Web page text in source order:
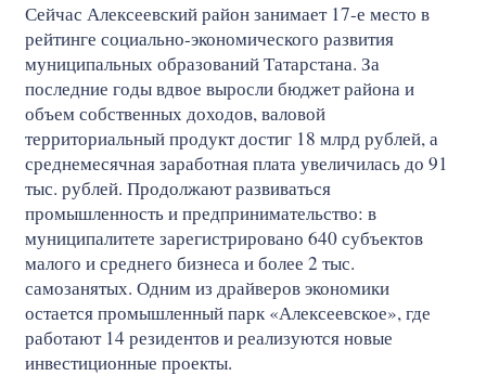
Сейчас Алексеевский район занимает 17-е место в
рейтинге социально-экономического развития
муниципальных образований Татарстана. За
последние годы вдвое выросли бюджет района и
объем собственных доходов, валовой
территориальный продукт достиг 18 млрд рублей, а
среднемесячная заработная плата увеличилась до 91
тыс. рублей. Продолжают развиваться
промышленность и предпринимательство: в
муниципалитете зарегистрировано 640 субъектов
малого и среднего бизнеса и более 2 тыс.
самозанятых. Одним из драйверов экономики
остается промышленный парк «Алексеевское», где
работают 14 резидентов и реализуются новые
инвестиционные проекты.